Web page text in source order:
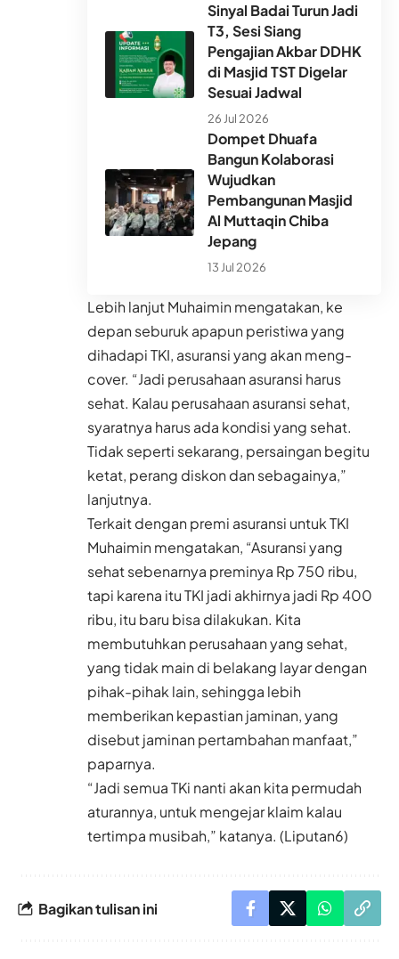
Sinyal Badai Turun Jadi
T3, Sesi Siang
Pengajian Akbar DDHK
di Masjid TST Digelar
Sesuai Jadwal
26 Jul 2026
Dompet Dhuafa
Bangun Kolaborasi
Wujudkan
Pembangunan Masjid
Al Muttaqin Chiba
Jepang
13 Jul 2026
Lebih lanjut Muhaimin mengatakan, ke
depan seburuk apapun peristiwa yang
dihadapi TKI, asuransi yang akan meng-
cover. “Jadi perusahaan asuransi harus
sehat. Kalau perusahaan asuransi sehat,
syaratnya harus ada kondisi yang sehat.
Tidak seperti sekarang, persaingan begitu
ketat, perang diskon dan sebagainya,”
lanjutnya.
Terkait dengan premi asuransi untuk TKI
Muhaimin mengatakan, “Asuransi yang
sehat sebenarnya preminya Rp 750 ribu,
tapi karena itu TKI jadi akhirnya jadi Rp 400
ribu, itu baru bisa dilakukan. Kita
membutuhkan perusahaan yang sehat,
yang tidak main di belakang layar dengan
pihak-pihak lain, sehingga lebih
memberikan kepastian jaminan, yang
disebut jaminan pertambahan manfaat,”
paparnya.
“Jadi semua TKi nanti akan kita permudah
aturannya, untuk mengejar klaim kalau
tertimpa musibah,” katanya. (Liputan6)
Bagikan tulisan ini